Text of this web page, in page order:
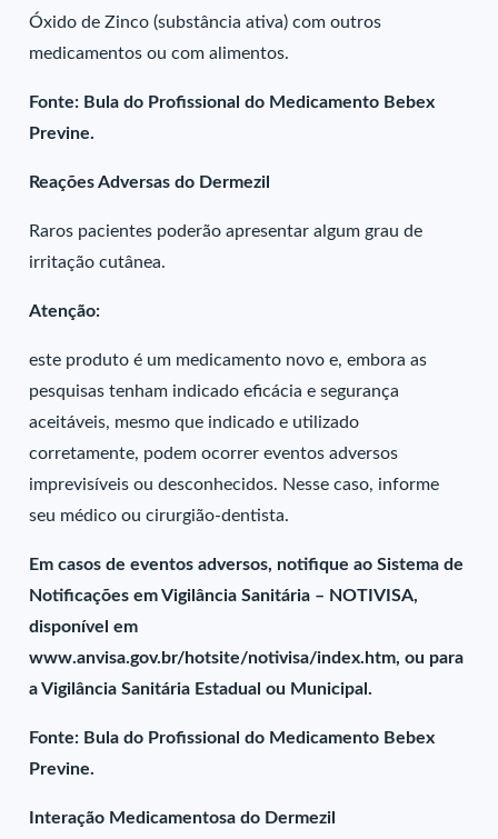
Óxido de Zinco (substância ativa) com outros
medicamentos ou com alimentos.
Fonte: Bula do Profissional do Medicamento Bebex
Previne.
Reações Adversas do Dermezil
Raros pacientes poderão apresentar algum grau de
irritação cutânea.
Atenção:
este produto é um medicamento novo e, embora as
pesquisas tenham indicado eficácia e segurança
aceitáveis, mesmo que indicado e utilizado
corretamente, podem ocorrer eventos adversos
imprevisíveis ou desconhecidos. Nesse caso, informe
seu médico ou cirurgião-dentista.
Em casos de eventos adversos, notifique ao Sistema de
Notificações em Vigilância Sanitária – NOTIVISA,
disponível em
www.anvisa.gov.br/hotsite/notivisa/index.htm, ou para
a Vigilância Sanitária Estadual ou Municipal.
Fonte: Bula do Profissional do Medicamento Bebex
Previne.
Interação Medicamentosa do Dermezil